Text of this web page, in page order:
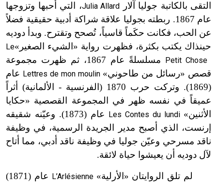
التقى بالكاتبة جوليا آلار
Julia Allard، التي أحبها وتزوجها
عام 1867. ربطته بجوليا علاقة شراكة أدبية حقيقية فضلاً
عن الحب، فكانت حكَماً قاسياً، تُصحح وتقترح. وبدأ دوديه
حينذاك يكتب بكثرة، فظهرت رواية «الشيء الصغير»Le
Petit Chose
مسلسلةً عام 1867، ثم ظهرت مجموعة
قصص «رسائل من طاحوني» Lettres de mon moulin عام
(1869)
. وتركت حرب 1870 (الفرنسية - الألمانية) أثراً
عميقاً في نفسه ظهر في المجموعة القصصية «حكايا
لأثنين» Les Contes du lundi عام (1873)
. وعيّنه شقيقه
إرنست، الذي أصبح مدير الجريدة الرسمية، في وظيفة
ناقد مسرحي وعيّن جوليا في وظيفة ناقد أدبي، مما أتاح
لآل دوديه أن يعيشوا حياة لائقة.
لم تلق الروايتان «الأرلية» L’Arlésienne عام (1871)